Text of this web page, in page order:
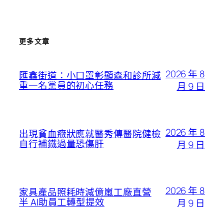
更多文章
匯鑫街道：小口罩彰顯森和診所減
重一名黨員的初心任務
2026 年 8
月 9 日
出現貧血癥狀應就醫秀傳醫院健檢
自行補鐵過量恐傷肝
2026 年 8
月 9 日
家具產品照耗時減億嵐工廠直營
半 AI助員工轉型提效
2026 年 8
月 9 日